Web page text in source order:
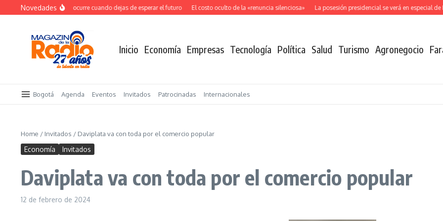
Saltar al contenido
Novedades
El verdadero salto ocurre cuando dejas de esperar el futuro El costo oculto de la «renuncia silenciosa» La posesión presidencial se verá en especial de
Inicio Economía Empresas Tecnología Política Salud Turismo Agronegocio
Bogotá Agenda Eventos Invitados Patrocinadas Internacionales
Home / Invitados / Daviplata va con toda por el comercio popular
Economía Invitados
Daviplata va con toda por el comercio popular
12 de febrero de 2024